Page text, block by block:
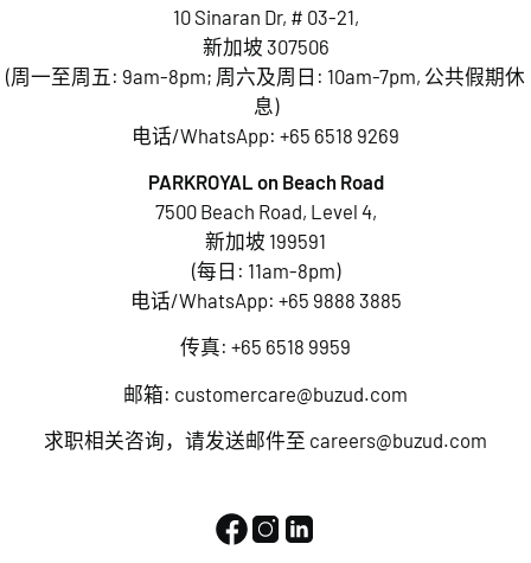
10 Sinaran Dr, # 03-21,
新加坡 307506
(周一至周五: 9am-8pm; 周六及周日: 10am-7pm, 公共假期休
息)
电话/WhatsApp: +65 6518 9269
PARKROYAL on Beach Road
7500 Beach Road, Level 4,
新加坡 199591
(每日: 11am-8pm)
电话/WhatsApp: +65 9888 3885
传真: +65 6518 9959
邮箱: customercare@buzud.com
求职相关咨询，请发送邮件至 careers@buzud.com